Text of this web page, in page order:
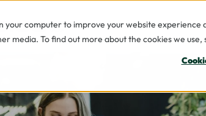
your computer to improve your website
media. To find out more about the cookies we use,
TJÄNSTER